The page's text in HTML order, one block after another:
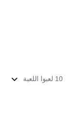
10 لعبوا اللعبة